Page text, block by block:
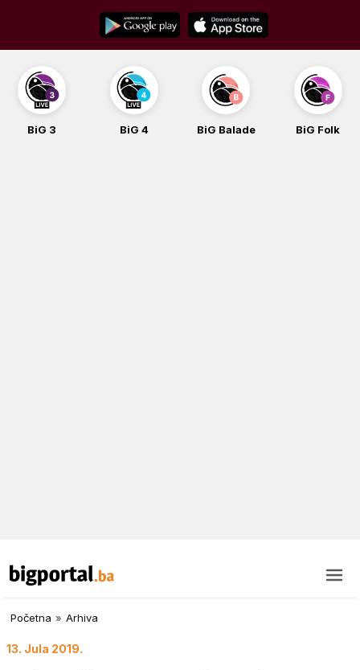
content
BiG 3 BiG 4 BiG Balade BiG Folk
Početna » Arhiva
13. Jula 2019.